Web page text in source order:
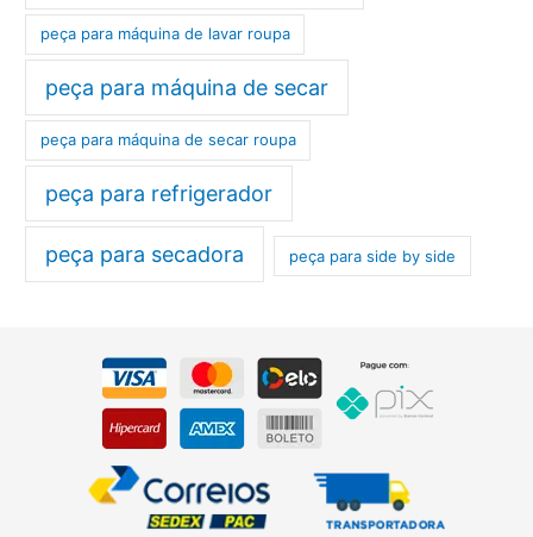
peça para máquina de lavar roupa
peça para máquina de secar
peça para máquina de secar roupa
peça para refrigerador
peça para secadora peça para side by side